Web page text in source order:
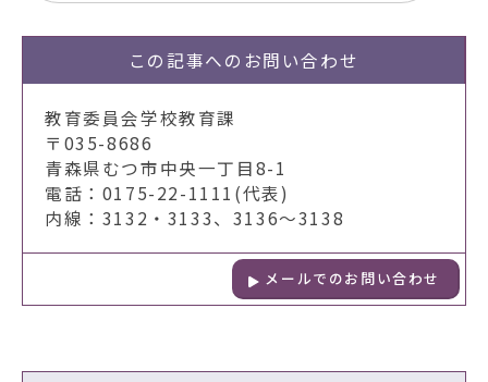
この記事への お問い合わせ
教育委員会学校教育課
〒035-8686
青森県むつ市中央一丁目8-1
電話：0175-22-1111(代表)
内線：3132・3133、3136～3138
メールでのお問い合わせ